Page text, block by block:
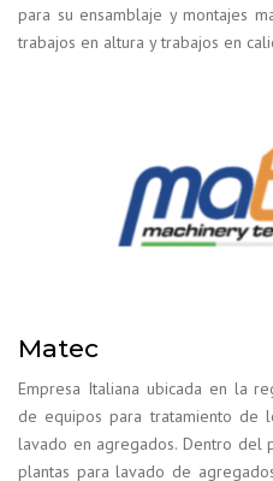
para su ensamblaje y montajes
trabajos en altura y trabajos en
Matec
Empresa Italiana ubicada en la
de equipos para tratamiento de
lavado en agregados. Dentro del
plantas para lavado de